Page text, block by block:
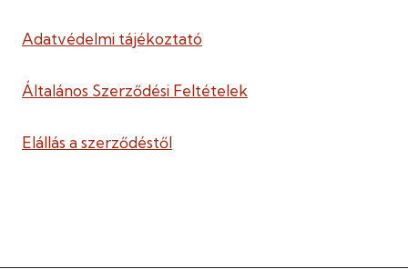
Adatvédelmi tájékoztató
Általános Szerződési Feltételek
Elállás a szerződéstől